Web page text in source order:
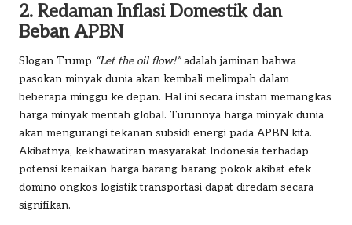
2. Redaman Inflasi Domestik dan
Beban APBN
Slogan Trump “Let the oil flow!”adalah jaminan bahwa
pasokan minyak dunia akan kembali melimpah dalam
beberapa minggu ke depan. Hal ini secara instan memangkas
harga minyak mentah global. Turunnya harga minyak dunia
akan mengurangi tekanan subsidi energi pada APBN kita.
Akibatnya, kekhawatiran masyarakat Indonesia terhadap
potensi kenaikan harga barang-barang pokok akibat efek
domino ongkos logistik transportasi dapat diredam secara
signifikan.